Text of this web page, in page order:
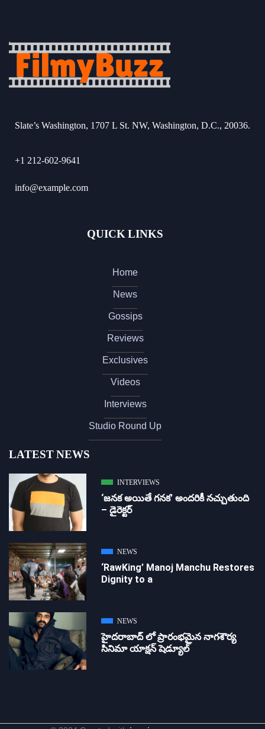
Slate’s Washington, 1707 L St. NW, Washington, D.C., 20036.
+1 212-602-9641
info@example.com
QUICK LINKS
Home
News
Gossips
Reviews
Exclusives
Videos
Interviews
Studio Round Up
LATEST NEWS
INTERVIEWS
‘జ‌న‌క అయితే గ‌న‌క‌’ అందరికీ నచ్చుతుంది
– డైరెక్ట‌ర్
NEWS
‘RawKing’ Manoj Manchu Restores
Dignity to a
NEWS
హైదరాబాద్ లో ప్రారంభమైన నాగశౌర్య
సినిమా యాక్షన్ షెడ్యూల్